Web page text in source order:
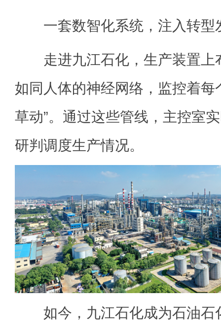
一套数智化系统，注入转型
走进九江石化，生产装置上
如同人体的神经网络，监控着每
草动”。通过这些管线，主控室
研判调度生产情况。
如今，九江石化成为石油石